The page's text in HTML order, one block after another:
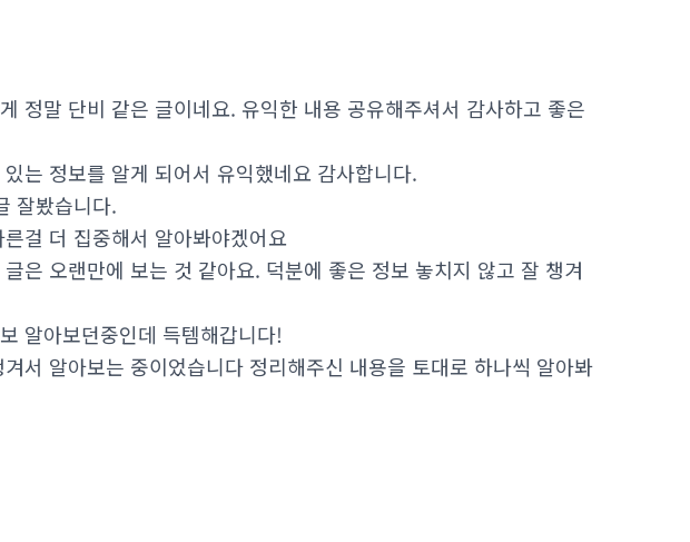
정말 단비 같은 글이네요. 유익한 내용 공유해주셔서 감사하고 좋은
는 정보를 알게 되어서 유익했네요 감사합니다.
잘봤습니다.
걸 더 집중해서 알아봐야겠어요
은 오랜만에 보는 것 같아요. 덕분에 좋은 정보 놓치지 않고 잘 챙겨
알아보던중인데 득템해갑니다!
서 알아보는 중이었습니다 정리해주신 내용을 토대로 하나씩 알아봐